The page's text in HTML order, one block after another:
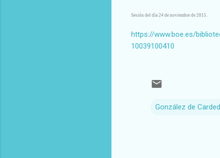
Sesión del día 24 de noviembre de 2015.
https://www.boe.es/
10039100410
González de